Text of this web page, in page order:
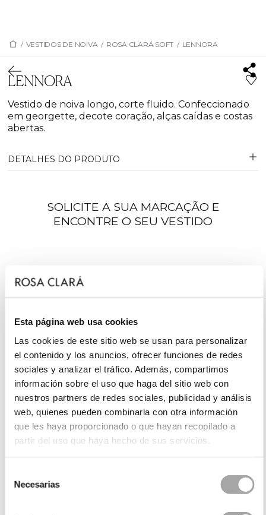
Esta página web usa cookies
Las cookies de este sitio web se usan para personalizar
el contenido y los anuncios, ofrecer funciones de redes
sociales y analizar el tráfico. Además, compartimos
información sobre el uso que haga del sitio web con
nuestros partners de redes sociales, publicidad y análisis
web, quienes pueden combinarla con otra información
que les haya proporcionado o que hayan recopilado a
partir del uso que haya hecho de sus servicios.
Necesarias
/ VESTIDOS DE NOIVA / ROSA CLARÁ SOFT / LENNORA
LENNORA
Vestido de noiva longo, corte fluido. Confeccionado
em georgette, decote coração, alças caídas e costas
abertas.
DETALHES DO PRODUTO
SOLICITE A SUA MARCAÇÃO E
ENCONTRE O SEU VESTIDO